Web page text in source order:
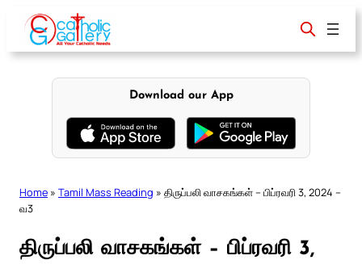
content
Download our App
Home » Tamil Mass Reading » திருப்பலி வாசகங்கள் – பிப்ரவரி 3, 2024 –
வ3
திருப்பலி வாசகங்கள் – பிப்ரவரி 3,